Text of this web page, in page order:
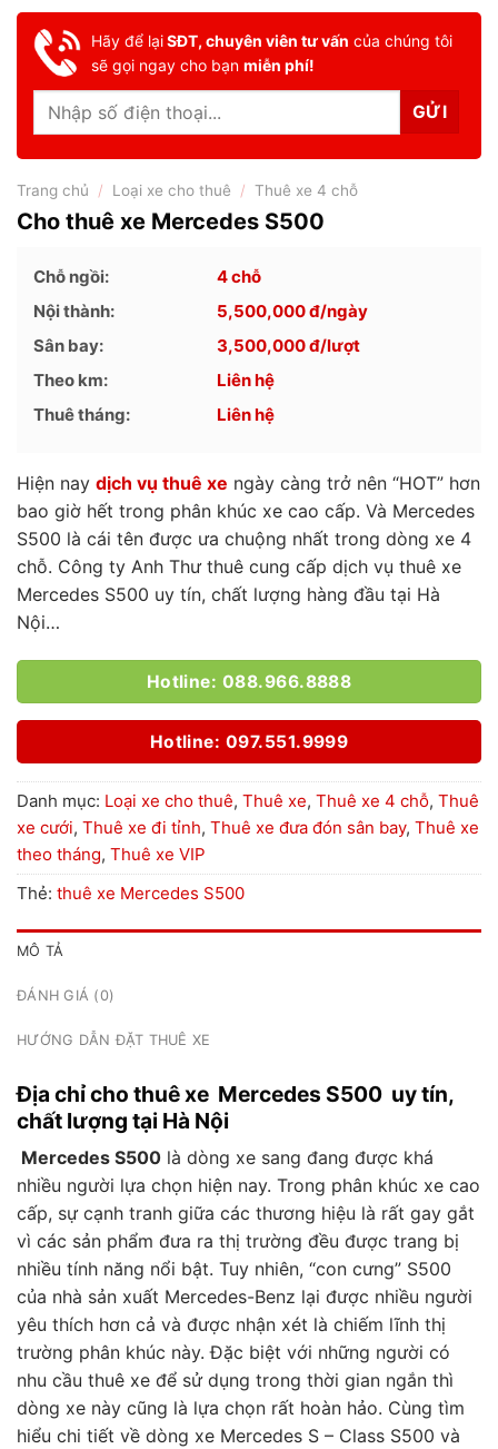
Hãy để lạiSĐT, chuyên viên tư vấn của chúng tôi
sẽ gọi ngay cho bạn miễn phí!
Trang chủ / Loại xe cho thuê / Thuê xe 4 chỗ
Cho thuê xe Mercedes S500
Chỗ ngồi:
4 chỗ
Nội thành:
5,500,000đ/ngày
Sân bay:
3,500,000đ/lượt
Theo km:
Liên hệ
Thuê tháng:
Liên hệ
Hiện nay dịch vụ thuê xe ngày càng trở nên “HOT” hơn
bao giờ hết trong phân khúc xe cao cấp. Và Mercedes
S500 là cái tên được ưa chuộng nhất trong dòng xe 4
chỗ. Công ty Anh Thư thuê cung cấp dịch vụ thuê xe
Mercedes S500 uy tín, chất lượng hàng đầu tại Hà
Nội…
Hotline: 088.966.8888
Hotline: 097.551.9999
Danh mục: Loại xe cho thuê, Thuê xe, Thuê xe 4 chỗ, Thuê
xe cưới, Thuê xe đi tỉnh, Thuê xe đưa đón sân bay, Thuê xe
theo tháng, Thuê xe VIP
Thẻ: thuê xe Mercedes S500
MÔ TẢ
ĐÁNH GIÁ (0)
HƯỚNG DẪN ĐẶT THUÊ XE
Địa chỉ cho thuê xe Mercedes S500 uy tín,
chất lượng tại Hà Nội
Mercedes S500 là dòng xe sang đang được khá
nhiều người lựa chọn hiện nay. Trong phân khúc xe cao
cấp, sự cạnh tranh giữa các thương hiệu là rất gay gắt
vì các sản phẩm đưa ra thị trường đều được trang bị
nhiều tính năng nổi bật. Tuy nhiên, “con cưng” S500
của nhà sản xuất Mercedes-Benz lại được nhiều người
yêu thích hơn cả và được nhận xét là chiếm lĩnh thị
trường phân khúc này. Đặc biệt với những người có
nhu cầu thuê xe để sử dụng trong thời gian ngắn thì
dòng xe này cũng là lựa chọn rất hoàn hảo. Cùng tìm
hiểu chi tiết về dòng xe Mercedes S – Class S500 và